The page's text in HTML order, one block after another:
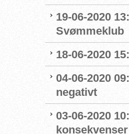
19-06-2020
Svømmeklub
18-06-2020
04-06-2020
negativt
03-06-2020